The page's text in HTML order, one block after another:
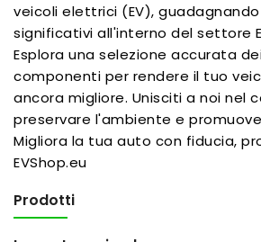
veicoli elettrici (EV),
significativi all'interno del settore
Esplora una selezione accurata
componenti per rendere il tuo
ancora migliore. Unisciti a noi nel
preservare l'ambiente e
Migliora la tua auto con fiducia,
EVShop.eu
Prodotti